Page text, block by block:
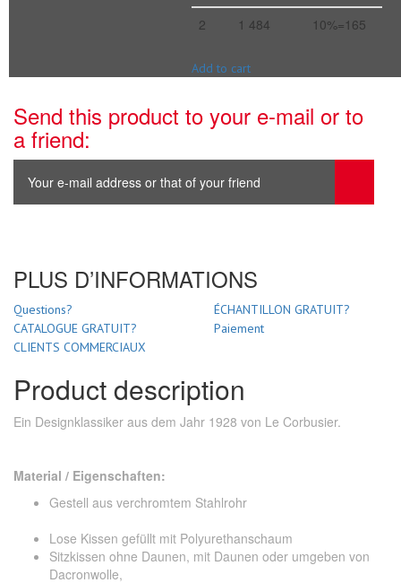
2
1 484 10%=165
Add to cart
Send this product to your e-mail or to
a friend:
PLUS D’INFORMATIONS
Questions?
ÉCHANTILLON GRATUIT?
CATALOGUE GRATUIT?
Paiement
CLIENTS COMMERCIAUX
Product description
Ein Designklassiker aus dem Jahr 1928 von Le Corbusier.
Material / Eigenschaften:
Gestell aus verchromtem Stahlrohr
Lose Kissen gefüllt mit Polyurethanschaum
Sitzkissen ohne Daunen, mit Daunen oder umgeben von
Dacronwolle,